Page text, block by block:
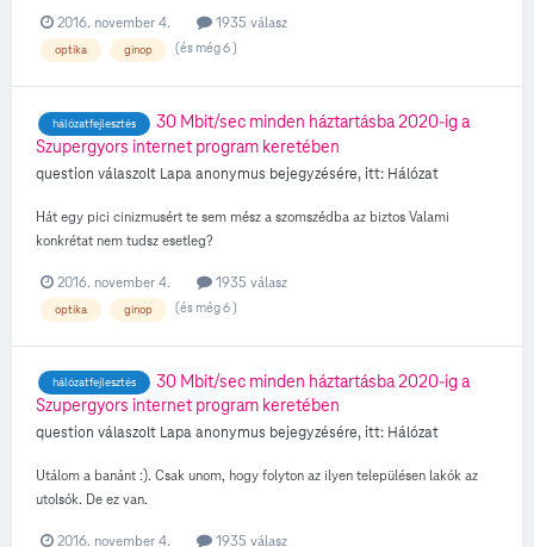
2016. november 4. 1935 válasz
optika ginop (és még 6 )
hálózatfejlesztés
30 Mbit/sec minden háztartásba 2020-ig a
Szupergyors internet program keretében
question válaszolt Lapaanonymus bejegyzésére, itt: Hálózat
Hát egy pici cinizmusért te sem mész a szomszédba az biztos Valami
konkrétat nem tudsz esetleg?
2016. november 4. 1935 válasz
optika ginop (és még 6 )
hálózatfejlesztés
30 Mbit/sec minden háztartásba 2020-ig a
Szupergyors internet program keretében
question válaszolt Lapaanonymus bejegyzésére, itt: Hálózat
Utálom a banánt :). Csak unom, hogy folyton az ilyen településen lakók az
utolsók. De ez van.
2016. november 4. 1935 válasz